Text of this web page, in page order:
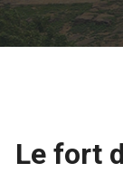
Le fort